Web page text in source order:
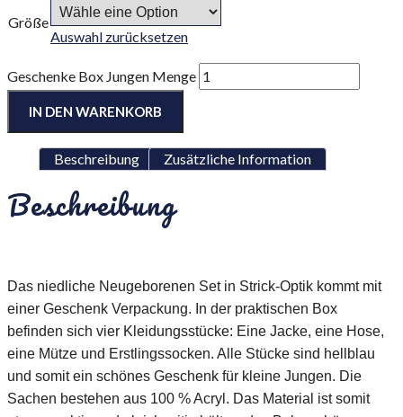
Größe
Auswahl zurücksetzen
Geschenke Box Jungen Menge
IN DEN WARENKORB
Beschreibung Zusätzliche Information
Beschreibung
Das niedliche Neugeborenen Set in Strick-Optik kommt mit
einer Geschenk Verpackung. In der praktischen Box
befinden sich vier Kleidungsstücke: Eine Jacke, eine Hose,
eine Mütze und Erstlingssocken. Alle Stücke sind hellblau
und somit ein schönes Geschenk für kleine Jungen. Die
Sachen bestehen aus 100 % Acryl. Das Material ist somit